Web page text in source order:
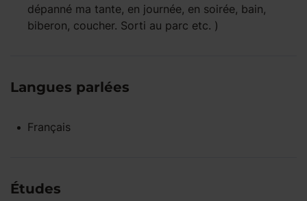
dépanné ma tante, en journée, en soirée, bain,
biberon, coucher. Sorti au parc etc. )
Langues parlées
Français
Études